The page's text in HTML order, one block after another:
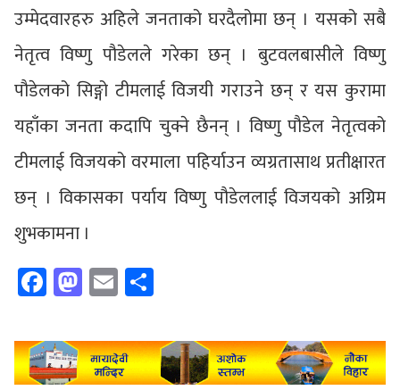
उम्मेदवारहरु अहिले जनताको घरदैलोमा छन् । यसको सबै
नेतृत्व विष्णु पौडेलले गरेका छन् । बुटवलबासीले विष्णु
पौडेलको सिङ्गो टीमलाई विजयी गराउने छन् र यस कुरामा
यहाँका जनता कदापि चुक्ने छैनन् । विष्णु पौडेल नेतृत्वको
टीमलाई विजयको वरमाला पहिर्याउन व्यग्रतासाथ प्रतीक्षारत
छन् । विकासका पर्याय विष्णु पौडेललाई विजयको अग्रिम
शुभकामना ।
Facebook
Mastodon
Email